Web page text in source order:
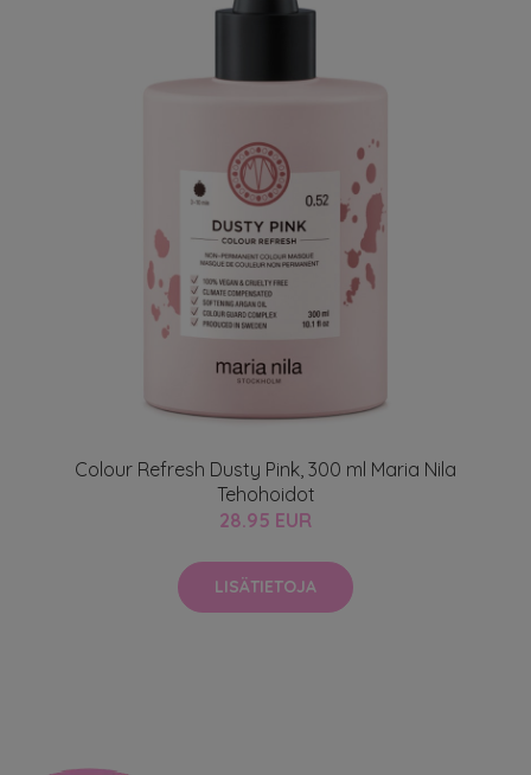
Colour Refresh Dusty Pink, 300 ml Maria Nila
Tehohoidot
28.95 EUR
LISÄTIETOJA